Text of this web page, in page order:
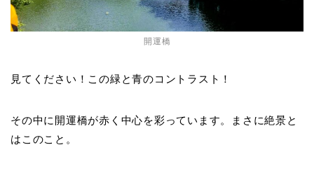
開運橋
見てください！この緑と青のコントラスト！
その中に開運橋が赤く中心を彩っています。まさに絶景と
はこのこと。